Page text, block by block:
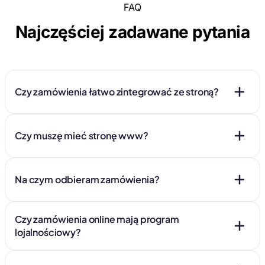
FAQ
Najczęściej zadawane pytania
Czy zamówienia łatwo zintegrować ze stroną?
Czy muszę mieć stronę www?
Na czym odbieram zamówienia?
Czy zamówienia online mają program
lojalnościowy?